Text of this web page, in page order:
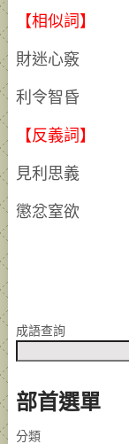
【相似詞】
財迷心竅
利令智昏
【反義詞】
見利思義
懲忿窒欲
成語查詢
部首選單
分類